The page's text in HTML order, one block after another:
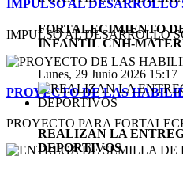
IMPULSO AL
IMPULSO AL DESARROLLO
PROYECTO DE LAS
PROYECTO PARA
FORTALECIMIENTO
INFANTIL CNH-
Lunes, 29 Junio 2026 15:17
REALIZAN LA
DEPORTIVOS